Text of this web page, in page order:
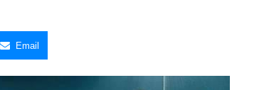
Email